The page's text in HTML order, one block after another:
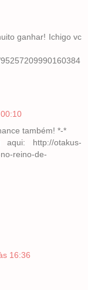
ganhar! Ichigo vc
também! *-*
http://otakus-
reino-de-
16:36